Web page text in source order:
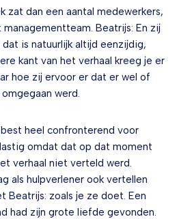
zat dan een aantal medewerkers,
Beatrijs: En zij
is natuurlijk altijd eenzijdig,
kant van het verhaal kreeg je er
hoe zij ervoor er dat er wel of
werd.
heel confronterend voor
omdat dat op dat moment
verhaal niet verteld werd.
als hulpverlener ook vertellen
Beatrijs: zoals je ze doet. Een
had zijn grote liefde gevonden.